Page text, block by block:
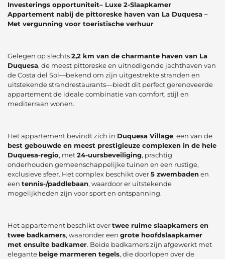
Investerings opportuniteit– Luxe 2-Slaapkamer
Appartement nabij de pittoreske haven van La Duquesa –
Met vergunning voor toeristische verhuur
Gelegen op slechts2,2 km van de charmante haven van La
Duquesa, de meest pittoreske en uitnodigende jachthaven van
de Costa del Sol—bekend om zijn uitgestrekte stranden en
uitstekende strandrestaurants—biedt dit perfect gerenoveerde
appartement de ideale combinatie van comfort, stijl en
mediterraan wonen.
Het appartement bevindt zich in Duquesa Village, een van de
best gebouwde en meest prestigieuze complexen in de hele
Duquesa-regio, met24-uursbeveiliging, prachtig
onderhouden gemeenschappelijke tuinen en een rustige,
exclusieve sfeer. Het complex beschikt over5 zwembaden en
een tennis-/paddlebaan, waardoor er uitstekende
mogelijkheden zijn voor sport en ontspanning.
Het appartement beschikt overtwee ruime slaapkamers en
twee badkamers, waaronder een grote hoofdslaapkamer
met ensuite badkamer. Beide badkamers zijn afgewerkt met
elegante beige marmeren tegels, die doorlopen over de